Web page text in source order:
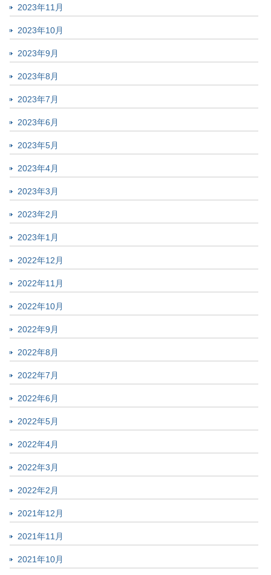
2023年11月
2023年10月
2023年9月
2023年8月
2023年7月
2023年6月
2023年5月
2023年4月
2023年3月
2023年2月
2023年1月
2022年12月
2022年11月
2022年10月
2022年9月
2022年8月
2022年7月
2022年6月
2022年5月
2022年4月
2022年3月
2022年2月
2021年12月
2021年11月
2021年10月